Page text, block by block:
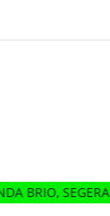
HUBUNGI